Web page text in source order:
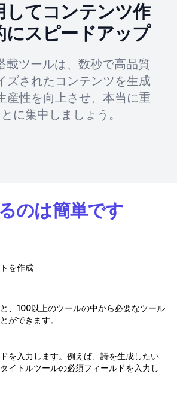
してコンテンツ作
にスピードアップ
載ツールは、数秒で高品質
ズされたコンテンツを生成
産性を向上させ、本当に重
に集中しましょう。
のは簡単です
を作成
、100以上のツールの中から必要なツール
ができます。
を入力します。例えば、詩を生成したい
イトルツールの必須フィールドを入力し